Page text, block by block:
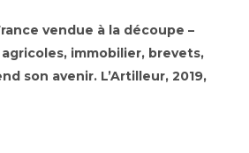
vendue à la découpe –
immobilier, brevets,
son avenir. L’Artilleur, 2019,